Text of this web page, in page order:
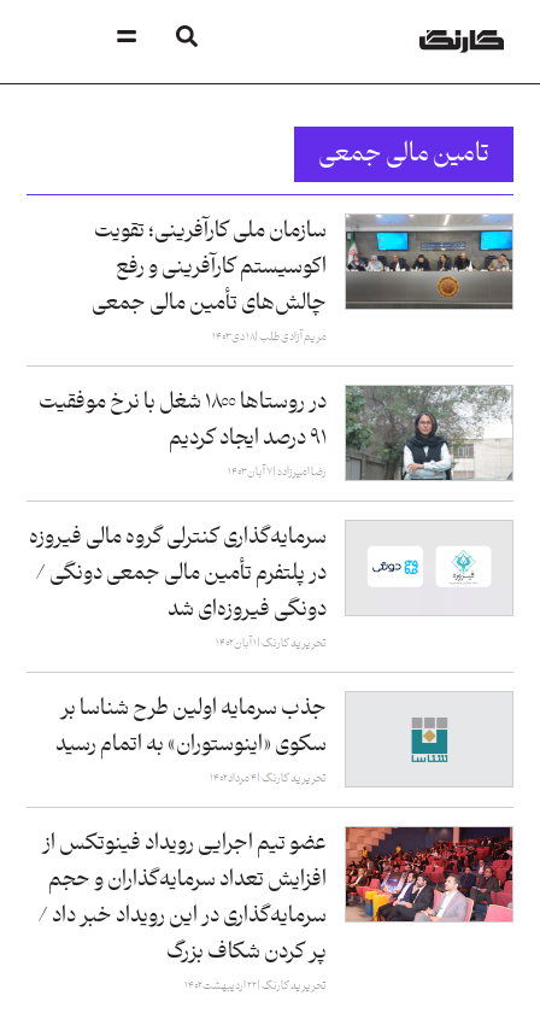
تامین مالی جمعی
سازمان ملی کارآفرینی؛ تقویت
اکوسیستم کارآفرینی و رفع
چالش‌های تأمین مالی جمعی
مریم آزادی طلب ۱۸ دی ۱۴۰۳
در روستاها ۱۸۰۰ شغل با نرخ موفقیت
۹۱ درصد ایجاد کردیم
رضا امیرزاده ۷ آبان ۱۴۰۳
سرمایه‌گذاری کنترلی گروه مالی فیروزه
در پلتفرم تأمین مالی جمعی دونگی /
دونگی فیروزه‌ای شد
تحریریه کارنگ ۱ آبان ۱۴۰۲
جذب سرمایه اولین طرح شناسا بر
سکوی «اینوستوران» به اتمام رسید
تحریریه کارنگ ۴ مرداد ۱۴۰۲
عضو تیم اجرایی رویداد فینوتکس از
افزایش تعداد سرمایه‌گذاران و حجم
سرمایه‌گذاری در این رویداد خبر داد /
پر کردن شکاف بزرگ
تحریریه کارنگ ۲۲ اردیبهشت ۱۴۰۲